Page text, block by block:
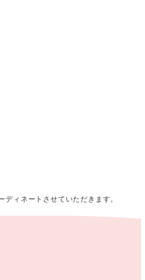
ィネートさせていただきます。